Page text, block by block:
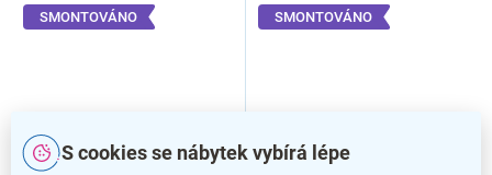
S cookies se nábytek vybírá lépe
SMONTOVÁNO SMONTOVÁNO